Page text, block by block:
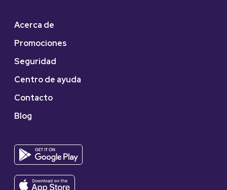
Acerca de
Promociones
Seguridad
Centro de ayuda
Contacto
Blog